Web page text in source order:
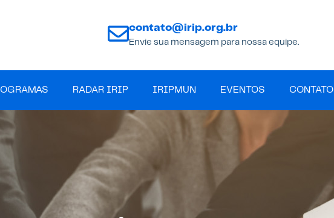
contato@irip.org.br
Envie sua mensagem para nossa equipe.
RADAR IRIP IRIPMUN EVENTOS CONTATO